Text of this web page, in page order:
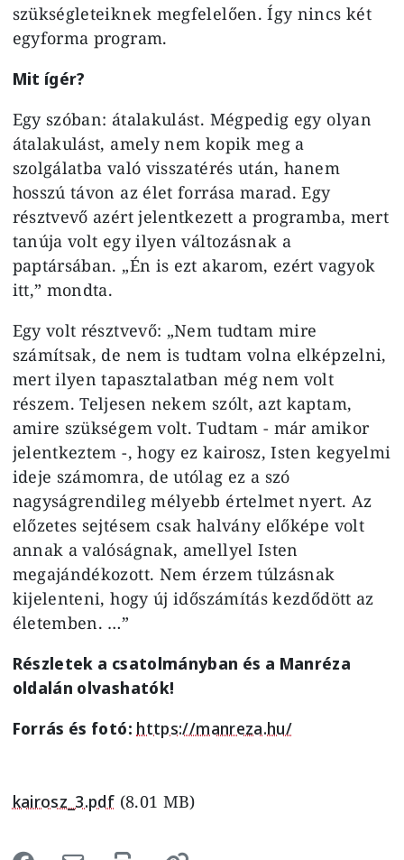
szükségleteiknek megfelelően. Így nincs két
egyforma program.
Mit ígér?
Egy szóban: átalakulást. Mégpedig egy olyan
átalakulást, amely nem kopik meg a
szolgálatba való visszatérés után, hanem
hosszú távon az élet forrása marad. Egy
résztvevő azért jelentkezett a programba, mert
tanúja volt egy ilyen változásnak a
paptársában. „Én is ezt akarom, ezért vagyok
itt,” mondta.
Egy volt résztvevő: „Nem tudtam mire
számítsak, de nem is tudtam volna elképzelni,
mert ilyen tapasztalatban még nem volt
részem. Teljesen nekem szólt, azt kaptam,
amire szükségem volt. Tudtam - már amikor
jelentkeztem -, hogy ez kairosz, Isten kegyelmi
ideje számomra, de utólag ez a szó
nagyságrendileg mélyebb értelmet nyert. Az
előzetes sejtésem csak halvány előképe volt
annak a valóságnak, amellyel Isten
megajándékozott. Nem érzem túlzásnak
kijelenteni, hogy új időszámítás kezdődött az
életemben. …”
Részletek a csatolmányban és a Manréza
oldalán olvashatók!
Forrás és fotó: https://manreza.hu/
kairosz_3.pdf (8.01 MB)